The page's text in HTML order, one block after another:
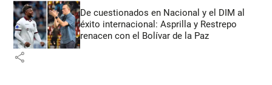
De cuestionados en Nacional y el DIM al
éxito internacional: Asprilla y Restrepo
renacen con el Bolívar de la Paz
share